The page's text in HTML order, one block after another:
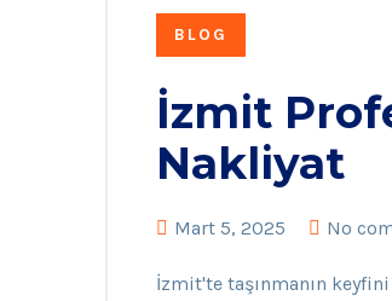
BLOG
İzmit
Nakliyat
Mart 5, 2025 No
İzmit'te taşınmanın